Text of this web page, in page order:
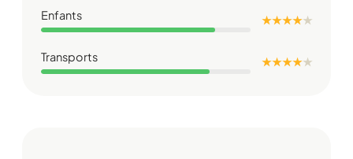
Enfants ★ ★ ★ ★★
Transports ★ ★ ★ ★★